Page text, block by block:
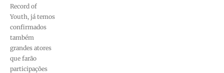
Record of
Youth, já temos
confirmados
também
grandes atores
que farão
participações